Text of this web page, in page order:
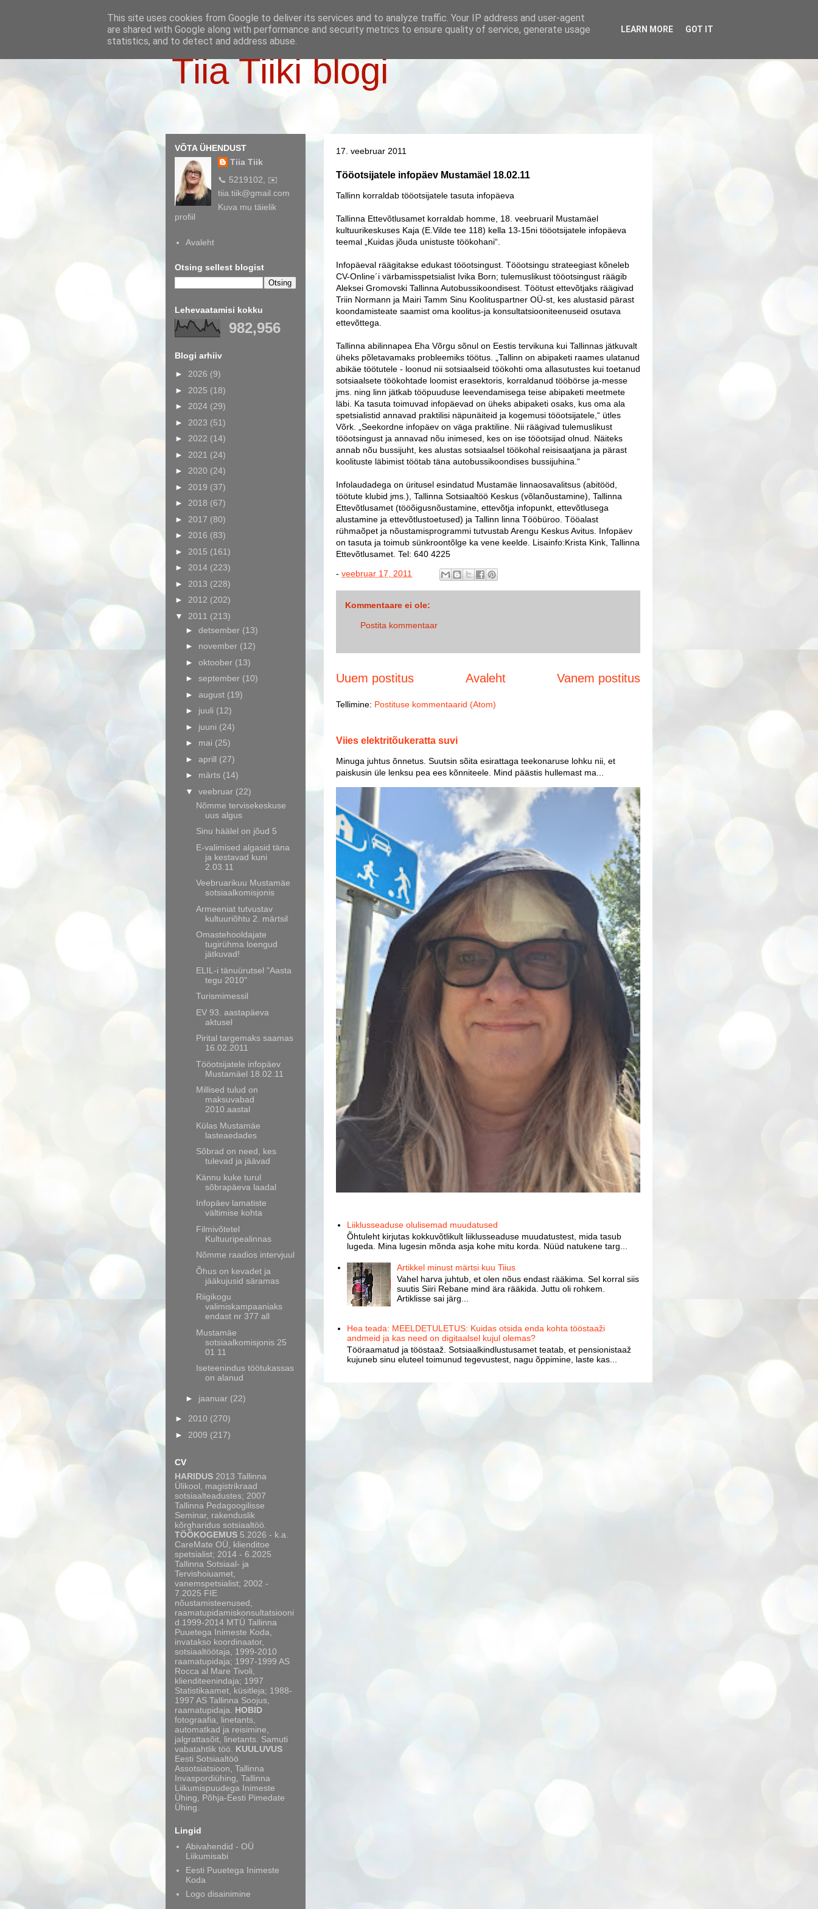
Tiia Tiiki blogi
17. veebruar 2011
Tööotsijatele infopäev Mustamäel 18.02.11
Tallinn korraldab tööotsijatele tasuta infopäeva
Tallinna Ettevõtlusamet korraldab homme, 18. veebruaril Mustamäel
kultuurikeskuses Kaja (E.Vilde tee 118) kella 13-15ni tööotsijatele infopäeva
teemal „Kuidas jõuda unistuste töökohani“.
Infopäeval räägitakse edukast tööotsingust. Tööotsingu strateegiast kõneleb
CV-Online´i värbamisspetsialist Ivika Born; tulemuslikust tööotsingust räägib
Aleksei Gromovski Tallinna Autobussikoondisest. Töötust ettevõtjaks räägivad
Triin Normann ja Mairi Tamm Sinu Koolituspartner OÜ-st, kes alustasid pärast
koondamisteate saamist oma koolitus-ja konsultatsiooniteenuseid osutava
ettevõttega.
Tallinna abilinnapea Eha Võrgu sõnul on Eestis tervikuna kui Tallinnas jätkuvalt
üheks põletavamaks probleemiks töötus. „Tallinn on abipaketi raames ulatanud
abikäe töötutele - loonud nii sotsiaalseid töökohti oma allasutustes kui toetanud
sotsiaalsete töökohtade loomist erasektoris, korraldanud tööbörse ja-messe
jms. ning linn jätkab tööpuuduse leevendamisega teise abipaketi meetmete
läbi. Ka tasuta toimuvad infopäevad on üheks abipaketi osaks, kus oma ala
spetsialistid annavad praktilisi näpunäiteid ja kogemusi tööotsijatele,“ ütles
Võrk. „Seekordne infopäev on väga praktiline. Nii räägivad tulemuslikust
tööotsingust ja annavad nõu inimesed, kes on ise tööotsijad olnud. Näiteks
annab nõu bussijuht, kes alustas sotsiaalsel töökohal reisisaatjana ja pärast
koolituste läbimist töötab täna autobussikoondises bussijuhina.“
Infolaudadega on üritusel esindatud Mustamäe linnaosavalitsus (abitööd,
töötute klubid jms.), Tallinna Sotsiaaltöö Keskus (võlanõustamine), Tallinna
Ettevõtlusamet (tööõigusnõustamine, ettevõtja infopunkt, ettevõtlusega
alustamine ja ettevõtlustoetused) ja Tallinn linna Tööbüroo. Tööalast
rühmaõpet ja nõustamisprogrammi tutvustab Arengu Keskus Avitus. Infopäev
on tasuta ja toimub sünkroontõlge ka vene keelde. Lisainfo:Krista Kink, Tallinna
Ettevõtlusamet. Tel: 640 4225
- veebruar 17, 2011
Kommentaare ei ole:
Postita kommentaar
Uuem postitus Vanem postitus
Avaleht
Tellimine: Postituse kommentaarid (Atom)
Viies elektritõukeratta suvi
Minuga juhtus õnnetus. Suutsin sõita esirattaga teekonaruse lohku nii, et
paiskusin üle lenksu pea ees kõnniteele. Mind päästis hullemast ma...
Liiklusseaduse olulisemad muudatused
Õhtuleht kirjutas kokkuvõtlikult liiklusseaduse muudatustest, mida tasub
lugeda. Mina lugesin mõnda asja kohe mitu korda. Nüüd natukene targ...
Artikkel minust märtsi kuu Tiius
Vahel harva juhtub, et olen nõus endast rääkima. Sel korral siis
suutis Siiri Rebane mind ära rääkida. Juttu oli rohkem.
Artiklisse sai järg...
Hea teada: MEELDETULETUS: Kuidas otsida enda kohta tööstaaži
andmeid ja kas need on digitaalsel kujul olemas?
Tööraamatud ja tööstaaž. Sotsiaalkindlustusamet teatab, et pensionistaaž
kujuneb sinu eluteel toimunud tegevustest, nagu õppimine, laste kas...
VÕTA ÜHENDUST
Tiia Tiik
📞 5219102, ✉️
tiia.tiik@gmail.com
Kuva mu täielik
profiil
Avaleht
Otsing sellest blogist
Lehevaatamisi kokku
982,956
Blogi arhiiv
► 2026 (9)
► 2025 (18)
► 2024 (29)
► 2023 (51)
► 2022 (14)
► 2021 (24)
► 2020 (24)
► 2019 (37)
► 2018 (67)
► 2017 (80)
► 2016 (83)
► 2015 (161)
► 2014 (223)
► 2013 (228)
► 2012 (202)
▼ 2011 (213)
► detsember (13)
► november (12)
► oktoober (13)
► september (10)
► august (19)
► juuli (12)
► juuni (24)
► mai (25)
► aprill (27)
► märts (14)
▼ veebruar (22)
Nõmme tervisekeskuse
uus algus
Sinu häälel on jõud 5
E-valimised algasid täna
ja kestavad kuni
2.03.11
Veebruarikuu Mustamäe
sotsiaalkomisjonis
Armeeniat tutvustav
kultuuriõhtu 2. märtsil
Omastehooldajate
tugirühma loengud
jätkuvad!
ELIL-i tänuürutsel "Aasta
tegu 2010"
Turismimessil
EV 93. aastapäeva
aktusel
Pirital targemaks saamas
16.02.2011
Tööotsijatele infopäev
Mustamäel 18.02.11
Millised tulud on
maksuvabad
2010.aastal
Külas Mustamäe
lasteaedades
Sõbrad on need, kes
tulevad ja jäävad
Kännu kuke turul
sõbrapäeva laadal
Infopäev lamatiste
vältimise kohta
Filmivõtetel
Kultuuripealinnas
Nõmme raadios intervjuul
Õhus on kevadet ja
jääkujusid säramas
Riigikogu
valimiskampaaniaks
endast nr 377 all
Mustamäe
sotsiaalkomisjonis 25
01 11
Iseteenindus töötukassas
on alanud
► jaanuar (22)
► 2010 (270)
► 2009 (217)
CV
HARIDUS 2013 Tallinna
Ülikool, magistrikraad
sotsiaalteadustes; 2007
Tallinna Pedagoogilisse
Seminar, rakenduslik
kõrgharidus sotsiaaltöö.
TÖÖKOGEMUS 5.2026 - k.a.
CareMate OÜ, klienditoe
spetsialist; 2014 - 6.2025
Tallinna Sotsiaal- ja
Tervishoiuamet,
vanemspetsialist; 2002 -
7.2025 FIE
nõustamisteenused,
raamatupidamiskonsultatsiooni
d.1999-2014 MTÜ Tallinna
Puuetega Inimeste Koda,
invatakso koordinaator,
sotsiaaltöötaja, 1999-2010
raamatupidaja; 1997-1999 AS
Rocca al Mare Tivoli,
klienditeenindaja; 1997
Statistikaamet, küsitleja; 1988-
1997 AS Tallinna Soojus,
raamatupidaja. HOBID
fotograafia, linetants,
automatkad ja reisimine,
jalgrattasõit, linetants. Samuti
vabatahtlik töö. KUULUVUS
Eesti Sotsiaaltöö
Assotsiatsioon, Tallinna
Invaspordiühing, Tallinna
Liikumispuudega Inimeste
Ühing, Põhja-Eesti Pimedate
Ühing.
Lingid
Abivahendid - OÜ
Liikumisabi
Eesti Puuetega Inimeste
Koda
Logo disainimine
This site uses cookies from Google to deliver its services and to analyze traffic. Your IP address and user-agent
are shared with Google along with performance and security metrics to ensure quality of service, generate usage
statistics, and to detect and address abuse.
LEARN MORE GOT IT